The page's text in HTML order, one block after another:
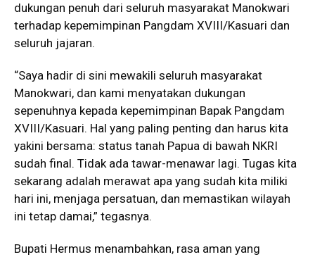
dukungan penuh dari seluruh masyarakat Manokwari
terhadap kepemimpinan Pangdam XVIII/Kasuari dan
seluruh jajaran.
“Saya hadir di sini mewakili seluruh masyarakat
Manokwari, dan kami menyatakan dukungan
sepenuhnya kepada kepemimpinan Bapak Pangdam
XVIII/Kasuari. Hal yang paling penting dan harus kita
yakini bersama: status tanah Papua di bawah NKRI
sudah final. Tidak ada tawar-menawar lagi. Tugas kita
sekarang adalah merawat apa yang sudah kita miliki
hari ini, menjaga persatuan, dan memastikan wilayah
ini tetap damai,” tegasnya.
Bupati Hermus menambahkan, rasa aman yang